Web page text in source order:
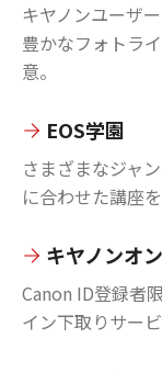
キヤノンユーザ
豊かなフォトラ
意。
EOS学園
さまざまなジャ
に合わせた講座を
キヤノンオ
Canon ID登録者
イン下取りサー